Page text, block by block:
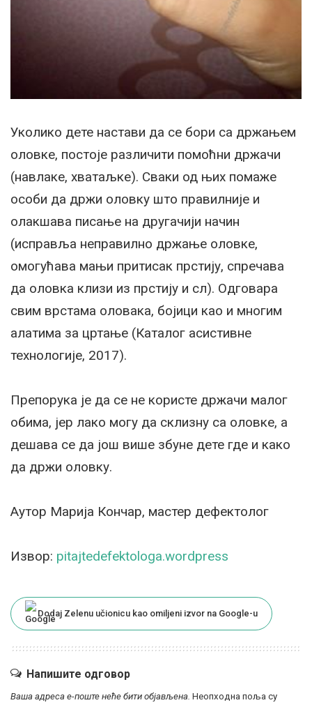
Уколико дете настави да се бори са држањем
оловке, постоје различити помоћни држачи
(навлаке, хватаљке). Сваки од њих помаже
особи да држи оловку што правилније и
олакшава писање на другачији начин
(исправља неправилно држање оловке,
омогућава мањи притисак прстију, спречава
да оловка клизи из прстију и сл). Одговара
свим врстама оловака, бојици као и многим
алатима за цртање (Каталог асистивне
технологије, 2017).
Препорука је да се не користе држачи малог
обима, јер лако могу да склизну са оловке, а
дешава се да још више збуне дете где и како
да држи оловку.
Аутор Марија Кончар, мастер дефектолог
Извор: pitajtedefektologa.wordpress
Dodaj Zelenu učionicu kao omiljeni izvor na Google-u
Напишите одговор
Ваша адреса е-поште неће бити објављена. Неопходна поља су